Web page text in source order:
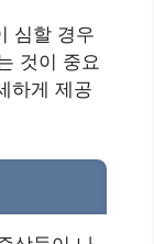
심할 경우
것이 중요
하게 제공